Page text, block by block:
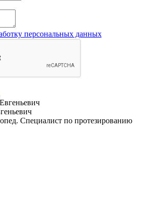
персональных данных
Специалист по протезированию